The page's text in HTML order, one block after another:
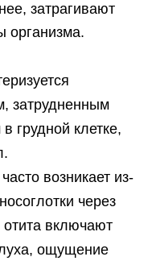
затрагивают
организма.
затрудненным
грудной клетке,
возникает из-
через
отита включают
ощущение